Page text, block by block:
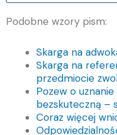
Podobne wzory pism:
Skarga na
Skarga na
przedmiocie
Pozew o
bezskuteczną –
Coraz więcej